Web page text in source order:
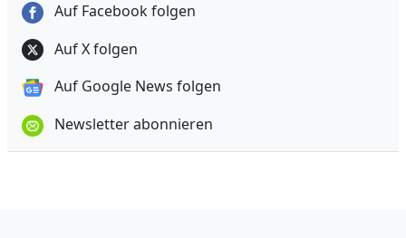
Auf Facebook folgen
Auf X folgen
Auf Google News folgen
Newsletter abonnieren